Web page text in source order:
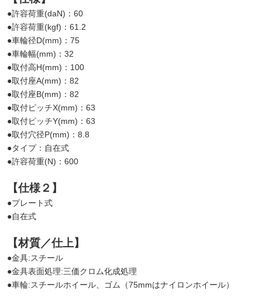
●許容荷重(daN)：60
●許容荷重(kgf)：61.2
●車輪径D(mm)：75
●車輪幅(mm)：32
●取付高H(mm)：100
●取付座A(mm)：82
●取付座B(mm)：82
●取付ピッチX(mm)：63
●取付ピッチY(mm)：63
●取付穴径P(mm)：8.8
●タイプ：自在式
●許容荷重(N)：600
【仕様２】
●プレート式
●自在式
【材質／仕上】
●金具:スチール
●金具表面処理:三価クロム化成処理
●車輪:スチールホイール、ゴム（75mmはナイロンホイール）